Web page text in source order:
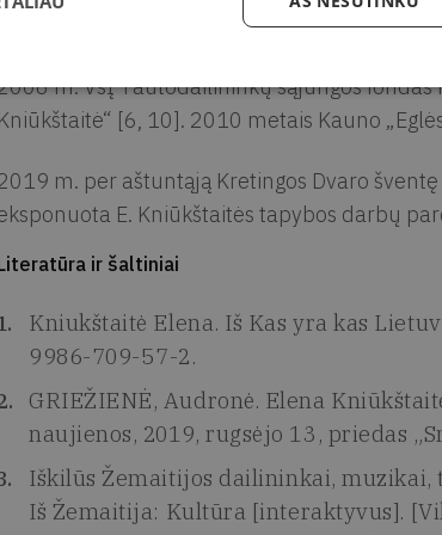
35-erių kūrybos metų retrospektyvinė
m. VšĮ Tautodailininkų sąjungos
Kniūkštaitė“ [6, 10]. 2010 metais Kauno
m. per aštuntąją Kretingos Dvaro
E. Kniūkštaitės tapybos darbų
ir šaltiniai
Kniukštaitė Elena. Iš Kas yra kas
9986-709-57-2.
GRIEŽIENĖ, Audronė. Elena
naujienos, 2019, rugsėjo 13, priedas
Iškilūs Žemaitijos dailininkai,
Iš Žemaitija: Kultūra [interaktyvus].